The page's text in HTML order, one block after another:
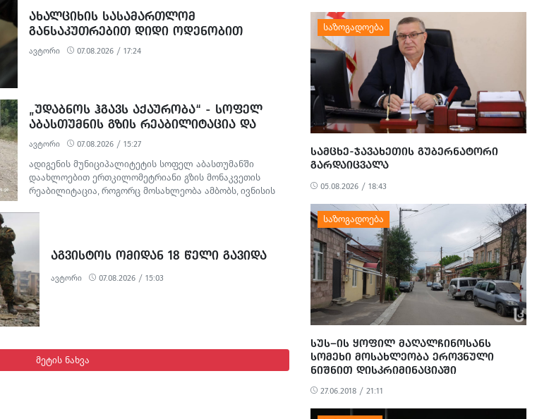
ᲐᲮᲐᲚᲪᲘᲮᲘᲡ ᲡᲐᲡᲐᲛᲐᲠᲗᲚᲝᲛ
ᲒᲐᲜᲡᲐᲙᲣᲗᲠᲔᲑᲘᲗ ᲓᲘᲓᲘ ᲝᲓᲔᲜᲝᲑᲘᲗ
ᲒᲐᲓᲐᲡᲐᲮᲐᲓᲔᲑᲘᲡ ᲗᲐᲕᲘᲡ ᲐᲠᲘᲓᲔᲑᲘᲡ, ᲓᲘᲓᲘ
ᲝᲓᲔᲜᲝᲑᲘᲗ ᲗᲐᲦᲚᲘᲗᲝᲑᲘᲡ ᲛᲪᲓᲔᲚᲝᲑᲘᲡ
ავტორი 07.08.2026 / 17:24
„ᲣᲓᲐᲑᲜᲝᲡ ᲰᲒᲐᲕᲡ ᲐᲥᲐᲣᲠᲝᲑᲐ“ - ᲡᲝᲤᲔᲚ
ᲐᲑᲐᲡᲗᲣᲛᲜᲘᲡ ᲒᲖᲘᲡ ᲠᲔᲐᲑᲘᲚᲘᲢᲐᲪᲘᲐ ᲓᲐ
ᲛᲝᲡᲐᲮᲚᲔᲝᲑᲘᲡ ᲞᲠᲝᲢᲔᲡᲢᲘ
ავტორი 07.08.2026 / 15:27
ადიგენის მუნიციპალიტეტის სოფელ აბასთუმანში
დაახლოებით ერთკილომეტრიანი გზის მონაკვეთის
რეაბილიტაცია, როგორც მოსახლეობა ამბობს, ივნისის
სამშენებლო სამუშაოების გამო წარმოქმნილი მტვერი,
პრობლემებს უქმნის.
ᲐᲒᲕᲘᲡᲢᲝᲡ ᲝᲛᲘᲓᲐᲜ 18 ᲬᲔᲚᲘ ᲒᲐᲕᲘᲓᲐ
ავტორი 07.08.2026 / 15:03
მეტის ნახვა
ᲡᲐᲛᲪᲮᲔ-ᲯᲐᲕᲐᲮᲔᲗᲘᲡ ᲒᲣᲑᲔᲠᲜᲐᲢᲝᲠᲘ
ᲒᲐᲠᲓᲐᲘᲪᲕᲐᲚᲐ
05.08.2026 / 18:43
ᲡᲣᲡ–ᲘᲡ ᲧᲝᲤᲘᲚ ᲛᲐᲦᲐᲚᲩᲘᲜᲝᲡᲐᲜᲡ
ᲡᲝᲛᲔᲮᲘ ᲛᲝᲡᲐᲮᲚᲔᲝᲑᲐ ᲔᲠᲝᲕᲜᲣᲚᲘ
ᲜᲘᲨᲜᲘᲗ ᲓᲘᲡᲙᲠᲘᲛᲘᲜᲐᲪᲘᲐᲨᲘ
ᲐᲓᲐᲜᲐᲨᲐᲣᲚᲔᲑᲡ
27.06.2018 / 21:11